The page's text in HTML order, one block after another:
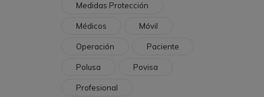
Medidas Protección
Médicos Móvil
Operación Paciente
Polusa Povisa
Profesional